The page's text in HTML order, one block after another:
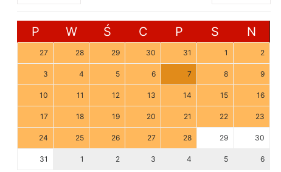
P W Ś C P S N
27 28 29 30 31 1 2
3 4 5 6 7 8 9
10 11 12 13 14 15 16
17 18 19 20 21 22 23
24 25 26 27 28 29 30
31 1 2 3 4 5 6